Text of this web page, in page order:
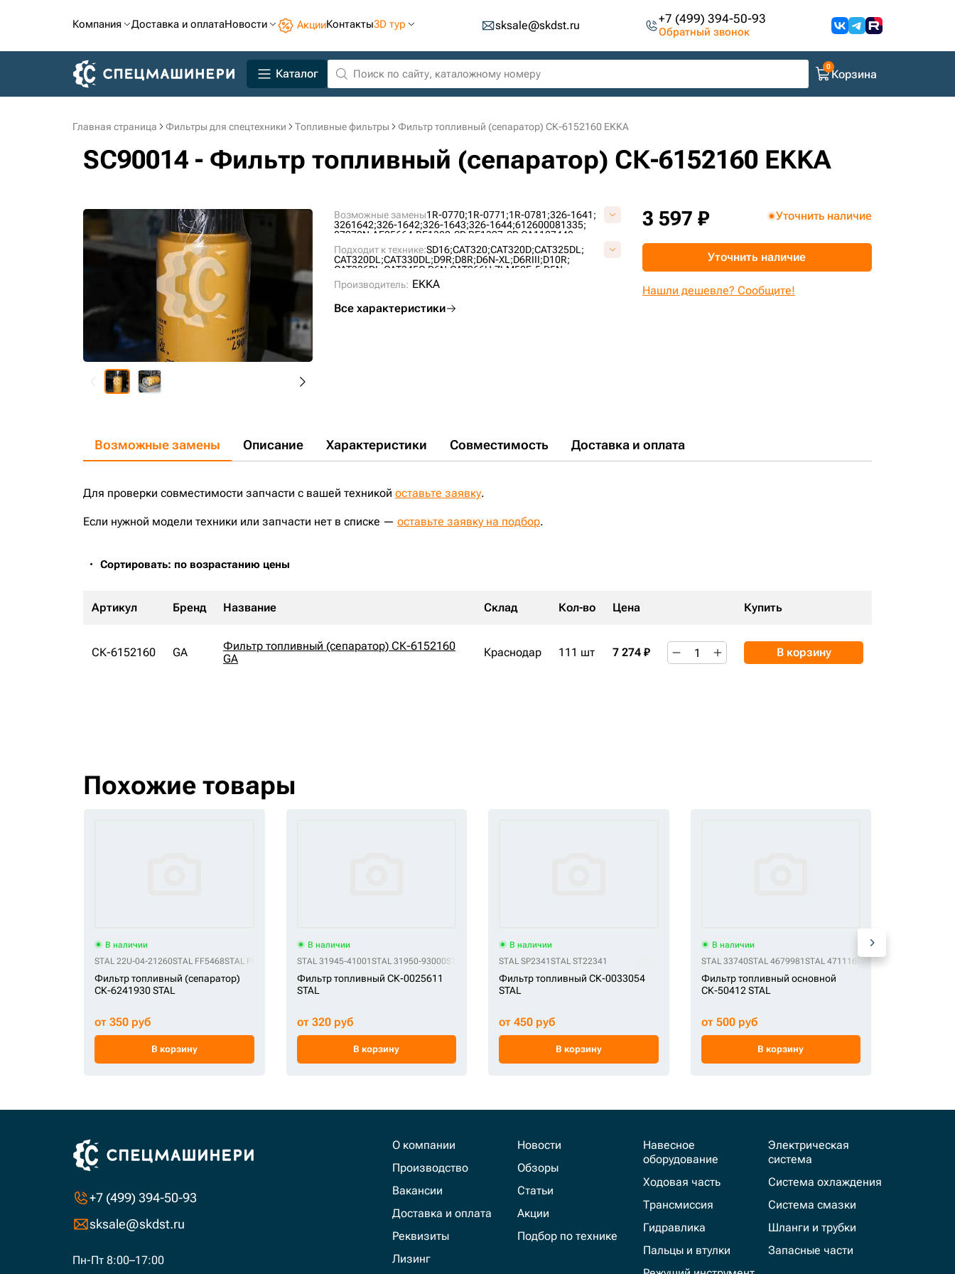
Компания Доставка и оплатаНовости АкцииКонтакты3D тур sksale@skdst.ru +7 (499) 394-50-93
Обратный звонок
Каталог Корзина
Главная страница Фильтры для спецтехники Топливные фильтры Фильтр топливный (сепаратор) СК-6152160 EKKA
SC90014 - Фильтр топливный (сепаратор) СК-6152160 EKKA
Возможные замены1R-0770;1R-0771;1R-0781;326-1641;
3261642;326-1642;326-1643;326-1644;612600081335;
87970N;AF25664;BF1382-SP;BF1397-SP;CA1127448;
CU29004;
FS19995;fs20007;LAF8777;P228498;
P550626;P550900;P614476;PA3822;SC90014;SK3322;
SN55437;SN55441;ST20770;ST22119;ZP3152F;
Подходит к технике:SD16;CAT320;CAT320D;CAT325DL;
CAT320DL;CAT330DL;D9R;D8R;D6N-XL;D6RIII;D10R;
CAT336DL;CAT345C;D6N;CAT966H;ZLM50E-5;D5N;
ZL50CN;
CAT966G;
Производитель: EKKA
Все характеристики
3 597 ₽ Уточнить наличие
Уточнить наличие
Нашли дешевле? Сообщите!
Возможные замены Описание Характеристики Совместимость Доставка и оплата
Для проверки совместимости запчасти с вашей техникой оставьте заявку.
Если нужной модели техники или запчасти нет в списке — оставьте заявку на подбор.
Сортировать: по возрастанию цены
Артикул Бренд Название Склад Кол-во Цена Купить
СК-6152160 GA
Фильтр топливный (сепаратор) СК-6152160
GA
Краснодар 111 шт 7 274 ₽ В корзину
Похожие товары
В наличии
STAL 22U-04-21260STAL FF5468STAL PF7830 STAL ST20883
Фильтр топливный (сепаратор)
СК-6241930 STAL
от 350 руб
В корзину
В наличии
STAL 31945-41001 STAL 31950-93000STAL 31950-93001 STAL 31950-93020STAL 33397 STAL 34362.00101STAL 34362-00101STAL 517951 STAL 5i7951
Фильтр топливный СК-0025611
STAL
от 320 руб
В корзину
В наличии
STAL SP2341 STAL ST22341
Фильтр топливный СК-0033054
STAL
от 450 руб
В корзину
В наличии
STAL 33740STAL 4679981 STAL 4711160
Фильтр топливный основной
СК-50412 STAL
от 500 руб
В корзину
+7 (499) 394-50-93
sksale@skdst.ru
Пн-Пт 8:00–17:00
О компании
Производство
Вакансии
Доставка и оплата
Реквизиты
Лизинг
Новости
Обзоры
Статьи
Акции
Подбор по технике
Навесное
оборудование
Ходовая часть
Трансмиссия
Гидравлика
Пальцы и втулки
Электрическая
система
Система охлаждения
Система смазки
Шланги и трубки
Запасные части